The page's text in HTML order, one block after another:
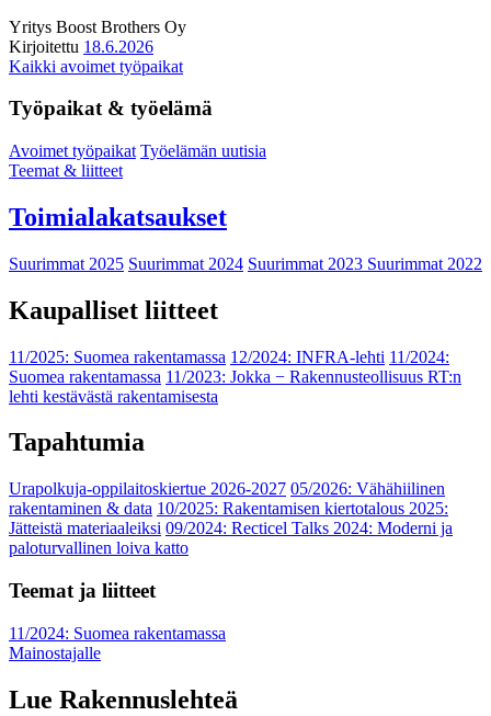
Yritys Boost Brothers Oy
Kirjoitettu 18.6.2026
Kaikki avoimet työpaikat
Työpaikat & työelämä
Avoimet työpaikat Työelämän uutisia
Teemat & liitteet
Toimialakatsaukset
Suurimmat 2025 Suurimmat 2024 Suurimmat 2023 Suurimmat 2022
Kaupalliset liitteet
11/2025: Suomea rakentamassa 12/2024: INFRA-lehti 11/2024:
Suomea rakentamassa 11/2023: Jokka − Rakennusteollisuus RT:n
lehti kestävästä rakentamisesta
Tapahtumia
Urapolkuja-oppilaitoskiertue 2026-2027 05/2026: Vähähiilinen
rakentaminen & data 10/2025: Rakentamisen kiertotalous 2025:
Jätteistä materiaaleiksi 09/2024: Recticel Talks 2024: Moderni ja
paloturvallinen loiva katto
Teemat ja liitteet
11/2024: Suomea rakentamassa
Mainostajalle
Lue Rakennuslehteä